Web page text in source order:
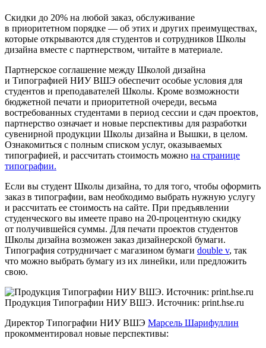
Скидки до 20% на любой заказ, обслуживание
в приоритетном порядке — об этих и других преимуществах,
которые открываются для студентов и сотрудников Школы
дизайна вместе с партнерством, читайте в материале.
Партнерское соглашение между Школой дизайна
и Типографией НИУ ВШЭ обеспечит особые условия для
студентов и преподавателей Школы. Кроме возможности
бюджетной печати и приоритетной очереди, весьма
востребованных студентами в период сессии и сдач проектов,
партнерство означает и новые перспективы для разработки
сувенирной продукции Школы дизайна и Вышки, в целом.
Ознакомиться с полным списком услуг, оказываемых
типографией, и рассчитать стоимость можно на странице
типографии.
Если вы студент Школы дизайна, то для того, чтобы оформить
заказ в типографии, вам необходимо выбрать нужную услугу
и рассчитать ее стоимость на сайте. При предъявлении
студенческого вы имеете право на 20-процентную скидку
от получившейся суммы. Для печати проектов студентов
Школы дизайна возможен заказ дизайнерской бумаги.
Типография сотрудничает с магазином бумаги double v, так
что можно выбрать бумагу из их линейки, или предложить
свою.
Продукция Типографии НИУ ВШЭ. Источник: print.hse.ru
Директор Типографии НИУ ВШЭ Марсель Шарифуллин
прокомментировал новые перспективы: